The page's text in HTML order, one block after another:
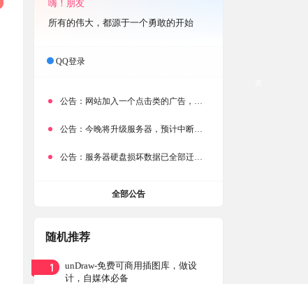
嗨！朋友
所有的伟大，都源于一个勇敢的开始
QQ登录
公告： 网站加入一个点击类的广告，大家点击下载按钮需要注意
公告： 今晚将升级服务器，预计中断时常为1分钟
公告： 服务器硬盘损坏数据已全部迁移备份，网站恢复完成！
全部公告
随机推荐
1
unDraw-免费可商用插图库，做设
计，自媒体必备